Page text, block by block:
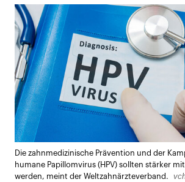
Die zahnmedizinische Prävention und der
humane Papillomvirus (HPV) sollten stärker
werden, meint der Weltzahnärzteverband.